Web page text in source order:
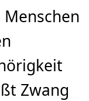
Zwang